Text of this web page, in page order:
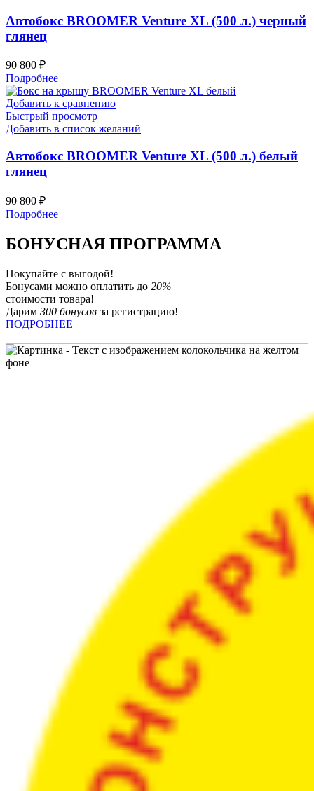
Автобокс BROOMER Venture XL (500 л.) черный
глянец
90 800 ₽
Подробнее
Добавить к сравнению
Быстрый просмотр
Добавить в список желаний
Автобокс BROOMER Venture XL (500 л.) белый
глянец
90 800 ₽
Подробнее
БОНУСНАЯ ПРОГРАММА
Покупайте с выгодой!
Бонусами можно оплатить до 20%
стоимости товара!
Дарим 300 бонусов за регистрацию!
ПОДРОБНЕЕ